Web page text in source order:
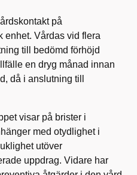
på
enhet. Vårdas vid flera
till bedömd förhöjd
en dryg månad innan
då i anslutning till
visar på brister i
med otydlighet i
utöver
uppdrag. Vidare har